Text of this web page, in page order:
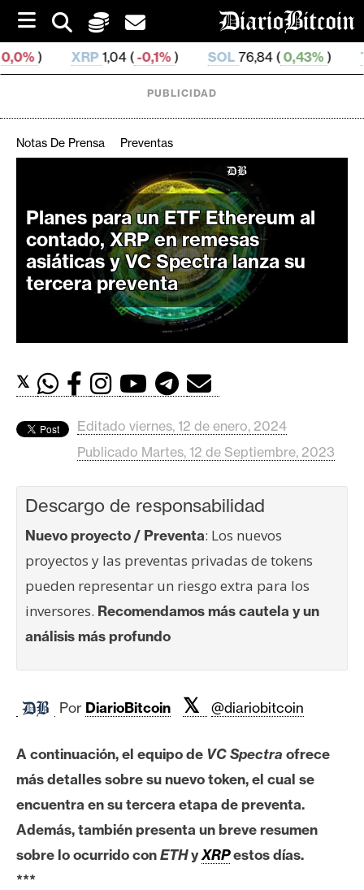
i
p
t
o
1,04 (-0,1%) SOL76,84 ( 0,43%) TRX0,329 854 (
i
p
t
o
r
a
o
B
t
c
o
i
n
t
e
r
e
u
m
PUBLICIDAD
Notas De Prensa Preventas
Planes para un ETF Ethereum al
contado, XRP en remesas
asiáticas y VC Spectra lanza su
tercera preventa
𝕏
Editado viernes, 12 de enero, 2024
Publicado Martes, 12 de Septiembre, 2023
Descargo de responsabilidad
Nuevo proyecto / Preventa: Los nuevos
proyectos y las preventas privadas de tokens
pueden representar un riesgo extra para los
inversores. Recomendamos más cautela y un
análisis más profundo
Por DiarioBitcoin 𝕏 @diariobitcoin
A continuación, el equipo de VC Spectra ofrece
más detalles sobre su nuevo token, el cual se
encuentra en su tercera etapa de preventa.
Además, también presenta un breve resumen
sobre lo ocurrido conETHyXRPestos días.
***